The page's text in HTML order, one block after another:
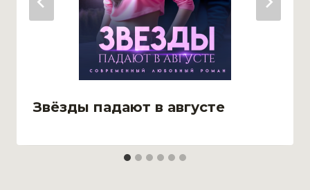
Звёзды падают в августе